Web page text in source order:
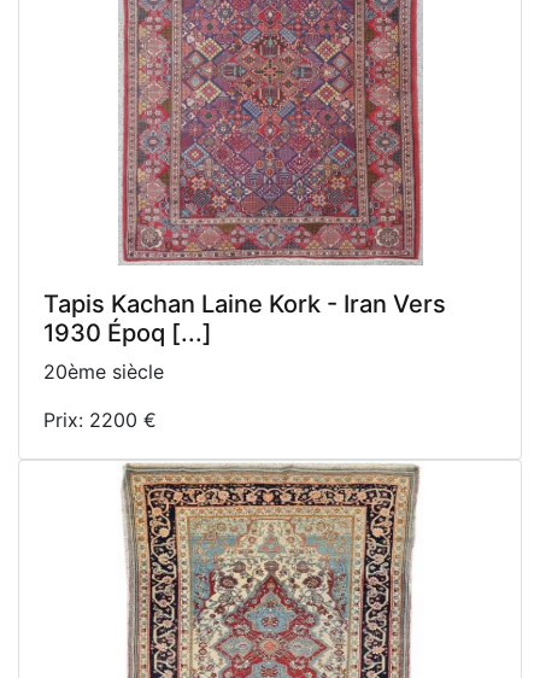
Tapis Kachan Laine Kork - Iran Vers
1930 Époq [...]
20ème siècle
Prix: 2200 €